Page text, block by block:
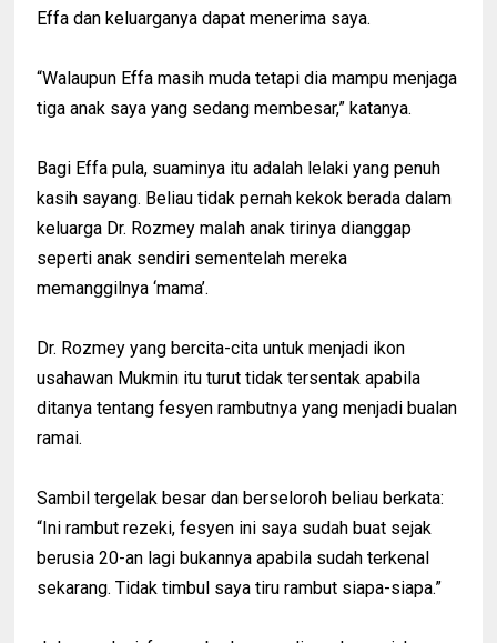
Effa dan keluarganya dapat menerima saya.
“Walaupun Effa masih muda tetapi dia mampu menjaga
tiga anak saya yang sedang membesar,” katanya.
Bagi Effa pula, suaminya itu adalah lelaki yang penuh
kasih sayang. Beliau tidak pernah kekok berada dalam
keluarga Dr. Rozmey malah anak tirinya dianggap
seperti anak sendiri sementelah mereka
memanggilnya ‘mama’.
Dr. Rozmey yang bercita-cita untuk menjadi ikon
usahawan Mukmin itu turut tidak tersentak apabila
ditanya tentang fesyen rambutnya yang menjadi bualan
ramai.
Sambil tergelak besar dan berseloroh beliau berkata:
“Ini rambut rezeki, fesyen ini saya sudah buat sejak
berusia 20-an lagi bukannya apabila sudah terkenal
sekarang. Tidak timbul saya tiru rambut siapa-siapa.”